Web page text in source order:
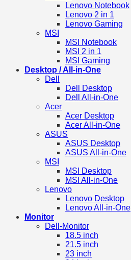
Lenovo Notebook
Lenovo 2 in 1
Lenovo Gaming
MSI
MSI Notebook
MSI 2 in 1
MSI Gaming
Desktop / All-in-One
Dell
Dell Desktop
Dell All-in-One
Acer
Acer Desktop
Acer All-in-One
ASUS
ASUS Desktop
ASUS All-in-One
MSI
MSI Desktop
MSI All-in-One
Lenovo
Lenovo Desktop
Lenovo All-in-One
Monitor
Dell-Monitor
18.5 inch
21.5 inch
23 inch